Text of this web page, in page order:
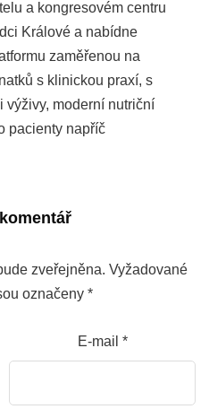
a kongresovém centru
Králové a nabídne
zaměřenou na
s klinickou praxí, s
výživy, moderní nutriční
pacienty napříč
zveřejněna. Vyžadované
označeny *
E-mail *